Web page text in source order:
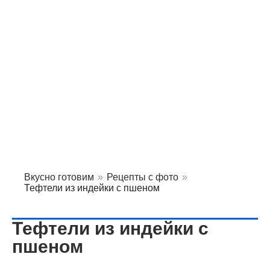
Вкусно готовим » Рецепты с фото »
Тефтели из индейки с пшеном
Тефтели из индейки с
пшеном